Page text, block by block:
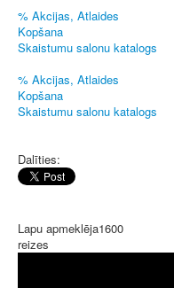
% Akcijas, Atlaides
Kopšana
Skaistumu salonu katalogs
% Akcijas, Atlaides
Kopšana
Skaistumu salonu katalogs
Dalīties:
Lapu apmeklēja1600
reizes